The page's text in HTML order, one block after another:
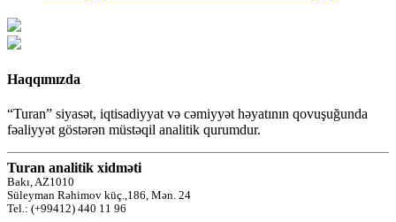
Haqqımızda
“Turan” siyasət, iqtisadiyyat və cəmiyyət həyatının qovuşuğunda
fəaliyyət göstərən müstəqil analitik qurumdur.
Turan analitik xidməti
Bakı, AZ1010
Süleyman Rəhimov küç.,186, Mən. 24
Tel.: (+99412) 440 11 96